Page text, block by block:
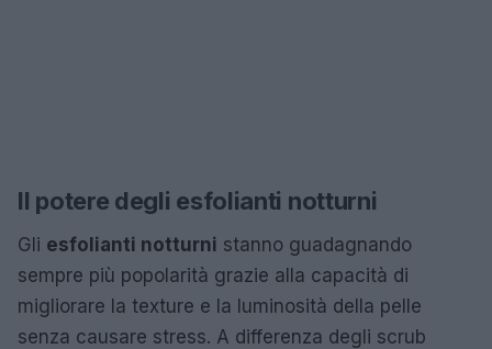
Il potere degli esfolianti notturni
Gli esfolianti notturni stanno guadagnando
sempre più popolarità grazie alla capacità di
migliorare la texture e la luminosità della pelle
senza causare stress. A differenza degli scrub